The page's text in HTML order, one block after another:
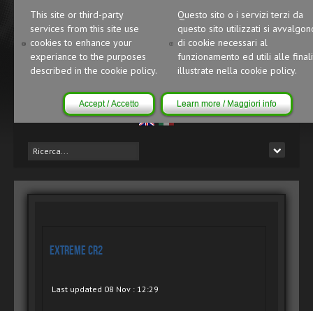
This site or third-party
services from this site use
cookies to enhance your
experiance to the purposes
described in the cookie policy.
Questo sito o i servizi terzi da
questo sito utilizzati si
di cookie necessari al
funzionamento ed utili alle
illustrate nella cookie policy.
Accept / Accetto Learn more / Maggiori info
eXtreme CR2
Last updated 08 Nov : 12:29